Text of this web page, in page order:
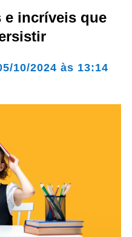
incríveis que
10/2024 às 13:14